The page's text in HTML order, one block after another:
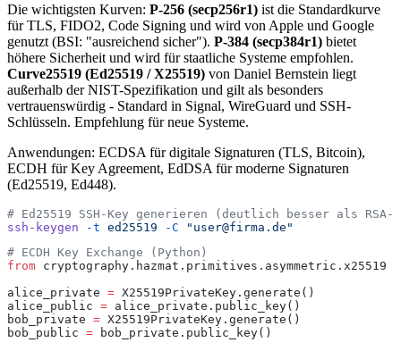
Die wichtigsten Kurven: P-256 (secp256r1) ist die Standardkurve
für TLS, FIDO2, Code Signing und wird von Apple und Google
genutzt (BSI: "ausreichend sicher"). P-384 (secp384r1) bietet
höhere Sicherheit und wird für staatliche Systeme empfohlen.
Curve25519 (Ed25519 / X25519) von Daniel Bernstein liegt
außerhalb der NIST-Spezifikation und gilt als besonders
vertrauenswürdig - Standard in Signal, WireGuard und SSH-
Schlüsseln. Empfehlung für neue Systeme.
Anwendungen: ECDSA für digitale Signaturen (TLS, Bitcoin),
ECDH für Key Agreement, EdDSA für moderne Signaturen
(Ed25519, Ed448).
# Ed25519 SSH-Key generieren (deutlich besser als
ssh-keygen -t ed25519 -C "user@firma.de"
# ECDH Key Exchange (Python)
from cryptography.hazmat.primitives.asymmetric.x25519
alice_private = X25519PrivateKey.generate()
alice_public = alice_private.public_key()
bob_private = X25519PrivateKey.generate()
bob_public = bob_private.public_key()